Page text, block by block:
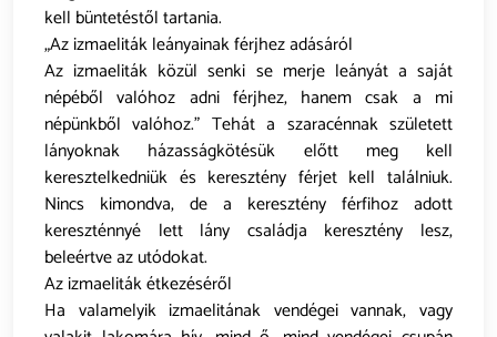
kell büntetéstől tartania.
„Az izmaeliták leányainak férjhez adásáról
Az izmaeliták közül senki se merje leányát a saját
népéből valóhoz adni férjhez, hanem csak a mi
népünkből valóhoz.” Tehát a szaracénnak született
lányoknak házasságkötésük előtt meg kell
keresztelkedniük és keresztény férjet kell találniuk.
Nincs kimondva, de a keresztény férfihoz adott
kereszténnyé lett lány családja keresztény lesz,
beleértve az utódokat.
Az izmaeliták étkezéséről
Ha valamelyik izmaelitának vendégei vannak, vagy